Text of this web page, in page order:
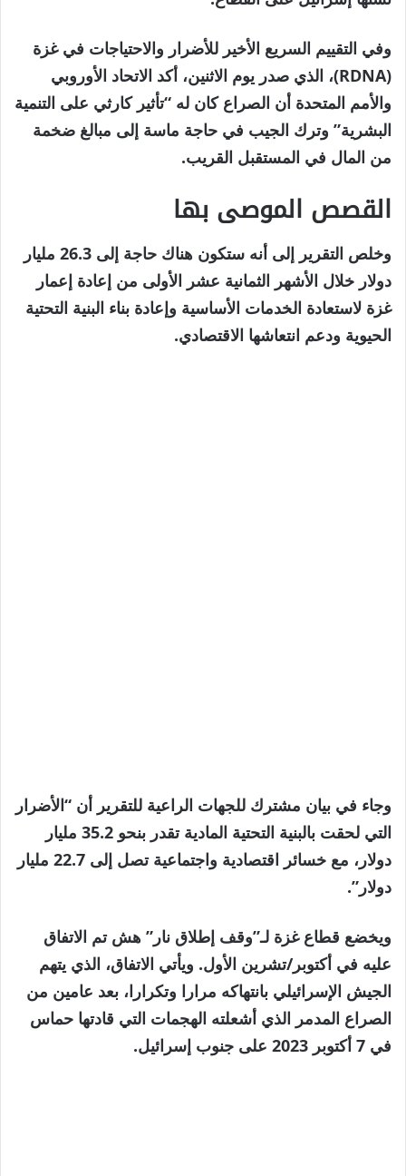
وفي التقييم السريع الأخير للأضرار والاحتياجات في غزة
(RDNA)، الذي صدر يوم الاثنين، أكد الاتحاد الأوروبي
والأمم المتحدة أن الصراع كان له “تأثير كارثي على التنمية
البشرية” وترك الجيب في حاجة ماسة إلى مبالغ ضخمة
من المال في المستقبل القريب.
القصص الموصى بها
قائمة
من
4
عناصر
نهاية
القائمة
وخلص التقرير إلى أنه ستكون هناك حاجة إلى 26.3 مليار
دولار خلال الأشهر الثمانية عشر الأولى من إعادة إعمار
غزة لاستعادة الخدمات الأساسية وإعادة بناء البنية التحتية
الحيوية ودعم انتعاشها الاقتصادي.
وجاء في بيان مشترك للجهات الراعية للتقرير أن “الأضرار
التي لحقت بالبنية التحتية المادية تقدر بنحو 35.2 مليار
دولار، مع خسائر اقتصادية واجتماعية تصل إلى 22.7 مليار
دولار”.
ويخضع قطاع غزة لـ”وقف إطلاق نار” هش تم الاتفاق
عليه في أكتوبر/تشرين الأول. ويأتي الاتفاق، الذي يتهم
الجيش الإسرائيلي بانتهاكه مرارا وتكرارا، بعد عامين من
الصراع المدمر الذي أشعلته الهجمات التي قادتها حماس
في 7 أكتوبر 2023 على جنوب إسرائيل.